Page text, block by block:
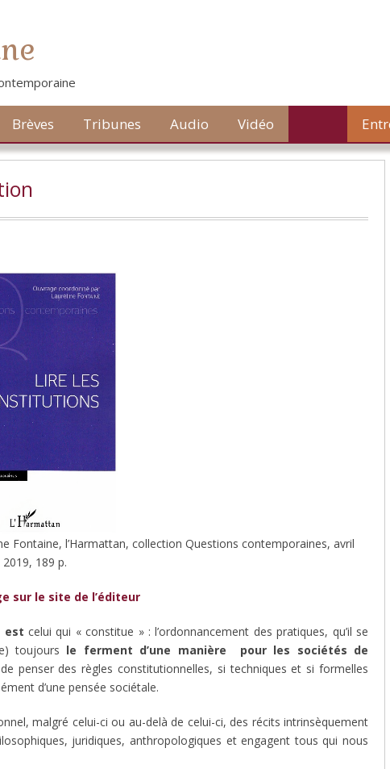
Brèves Tribunes Audio Vidéo
Fontaine, l’Harmattan, collection Questions contemporaines, avril
2019, 189 p.
sur le site de l’éditeur
est celui qui « constitue » : l’ordonnancement des pratiques, qu’il se
toujours le ferment d’une manière pour les sociétés de
penser des règles constitutionnelles, si techniques et si formelles
d’une pensée sociétale.
malgré celui-ci ou au-delà de celui-ci, des récits intrinsèquement
juridiques, anthropologiques et engagent tous qui nous